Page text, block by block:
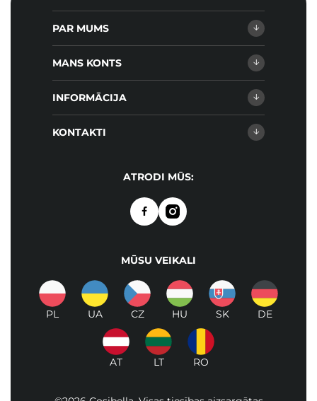
PAR MUMS
MANS KONTS
INFORMĀCIJA
KONTAKTI
ATRODI MŪS:
MŪSU VEIKALI
PL UA CZ HU SK DE
AT LT RO